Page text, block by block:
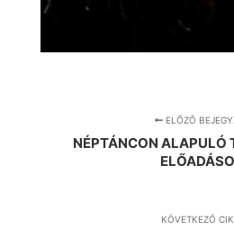
ELŐZŐ
NÉPTÁNCON ALAPULÓ
KÖVETKEZŐ